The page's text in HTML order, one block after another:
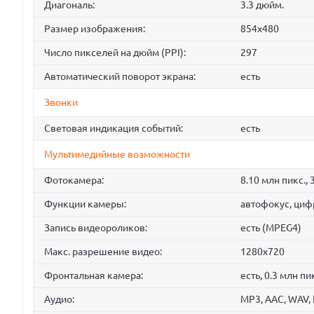
Диагональ: 3.3 дюйм.
Размер изображения: 854x480
Число пикселей на дюйм (PPI): 297
Автоматический поворот экрана: есть
Звонки
Световая индикация событий: есть
Мультимедийные возможности
Фотокамера: 8.10 млн пикс.,
Функции камеры: автофокус,
Запись видеороликов: есть (MPEG4)
Макс. разрешение видео: 1280x720
Фронтальная камера: есть, 0.3 млн
Аудио: MP3, AAC,